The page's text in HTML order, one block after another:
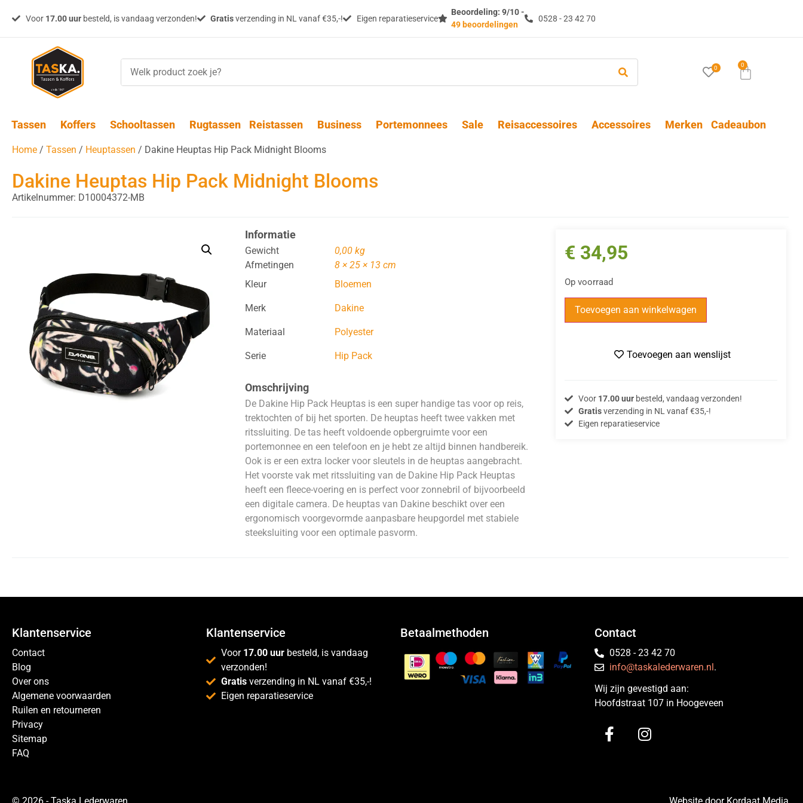
Voor 17.00 uurbesteld, is vandaag verzonden! Gratisverzending in NL vanaf €35,-! Eigen reparatieservice
Beoordeling: 9/10 -
49 beoordelingen
0528 - 23 42 70
0 0
Tassen Koffers Schooltassen Rugtassen Reistassen Business Portemonnees Sale Reisaccessoires Accessoires Merken Cadeaubon
Home / Tassen / Heuptassen / Dakine Heuptas Hip Pack Midnight Blooms
Dakine Heuptas Hip Pack Midnight Blooms
Artikelnummer: D10004372-MB
Informatie
Gewicht
0,00 kg
Afmetingen
8 × 25 × 13 cm
Kleur
Bloemen
Merk Dakine
Materiaal Polyester
Serie Hip Pack
Omschrijving
De Dakine Hip Pack Heuptas is een super handige tas voor op reis,
trektochten of bij het sporten. De heuptas heeft twee vakken met
ritssluiting. De tas heeft voldoende opbergruimte voor een
portemonnee en een telefoon en je hebt ze altijd binnen handbereik.
Ook is er een extra locker voor sleutels in de heuptas aangebracht.
Het voorste vak met ritssluiting van de Dakine Hip Pack Heuptas
heeft een fleece-voering en is perfect voor zonnebril of bijvoorbeeld
een digitale camera. De heuptas van Dakine beschikt over een
ergonomisch voorgevormde aanpasbare heupgordel met stabiele
steeksluiting voor een optimale pasvorm.
€ 34,95
Op voorraad
Toevoegen aan winkelwagen
Toevoegen aan wenslijst
Voor 17.00 uurbesteld, vandaag verzonden!
Gratisverzending in NL vanaf €35,-!
Eigen reparatieservice
Klantenservice
Contact
Blog
Over ons
Algemene voorwaarden
Ruilen en retourneren
Privacy
Sitemap
FAQ
Klantenservice
Voor 17.00 uur besteld, is vandaag
verzonden!
Gratis verzending in NL vanaf €35,-!
Eigen reparatieservice
Betaalmethoden Contact
0528 - 23 42 70
info@taskalederwaren.nl .
Wij zijn gevestigd aan:
Hoofdstraat 107 in Hoogeveen